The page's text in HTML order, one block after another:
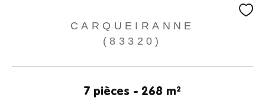
CARQUEIRANNE
(83320)
7 pièces - 268 m²